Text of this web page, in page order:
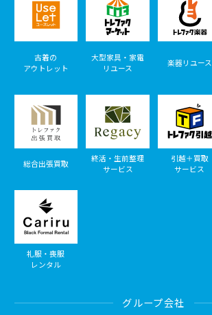
古着の
アウトレット
大型家具・家電
リユース
楽器リユース
総合出張買取
終活・生前整理
サービス
引越＋買取
サービス
礼服・喪服
レンタル
グループ会社